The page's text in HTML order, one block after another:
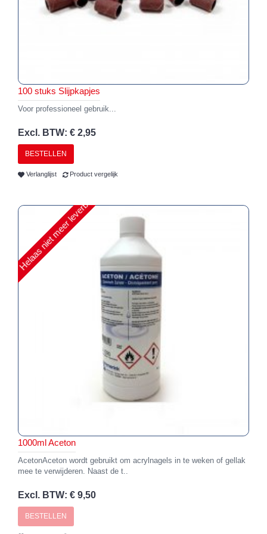
100 stuks Slijpkapjes
Voor professioneel gebruik...
Excl. BTW: € 2,95
BESTELLEN
Verlanglijst Product vergelijk
Helaas niet meer leverbaar
1000ml Aceton
AcetonAceton wordt gebruikt om acrylnagels in te weken of gellak
mee te verwijderen. Naast de t..
Excl. BTW: € 9,50
BESTELLEN